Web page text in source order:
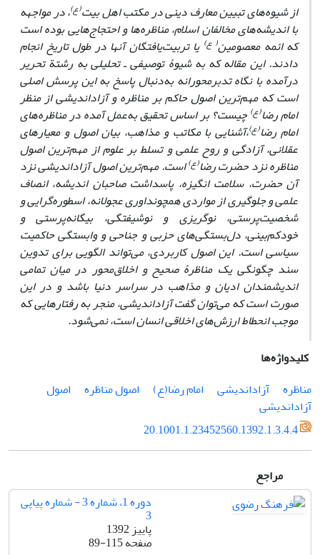
از شیوه‌های تبیین معارف دینی در مکتب اهل بیت(ع)، در مواجهه
با اندیشه‌های مخالفاناسلام، مناظره‌ها و احتجاج‌هایی بوده است
که ائمه معصومین( ع) یا تربیت‌یافتگان آنها در طول تاریخ انجام
دادند. این مقاله که به شیوۀ توصیفی ـ تحلیلی به رشتة تحریر
درآمده بانگاه تدبرمحورانه به‌دنبال پاسخ به این پرسش اصلی
است که مهم‌ترین اصول حاکم بر مناظرهو آزاداندیشی از منظر
امام رضا(ع) چیست؟ بر اساس تحقیق به‌عمل آمده در مناظره‌های
امام رضا(ع)،آشنایی با مکاتب و مذاهب، بیان اصول و معیارهای
عقلانی، آزادگی و روح علمی و تسلط بر علوم از مهم‌ترین اصول
مناظره نزد حضرت رضا(ع)است. مهم‌ترین اصول آزاداندیشی نزد
آن حضرت، سلامت انگیزه، پاسداشت صاحبان اندیشه، انصاف
علمی و جلوگیری از مواردی همچونداوری عجولانه، اسطوره‌گرایی و
شخصیت‌پرستی، نوگریزی و نوشیفتگی، بیگانه‌پرستی و
خودکم‌بینی، دل‌بستگی‌های حزبی و جناحی و وابستگی حاکمیت
سیاسیاست. این اصول کاربردی، می‌تواند الگویی برای تدوین
سند چگونگی یک مناظرۀ صحیح و اخلاق‌محور در میان تمامی
اندیشمندان ادیان و مذاهب در سراسردنیا باشد و در این
صورت است که می‌توان گفت آزاداندیشی، منجر به رفتارهایی که
موجبانحطاط ارزش‌های اخلاقی انسان است، نمی‌شود.
کلیدواژه‌ها
مناظره
آزاداندیشی امام رضا(ع) اصول مناظره
اصول
آزاداندیشی
20.1001.1.23452560.1392.1.3.4.4
مراجع
دوره 1، شماره 3 - شماره پیاپی
3
پاییز 1392
صفحه89-115